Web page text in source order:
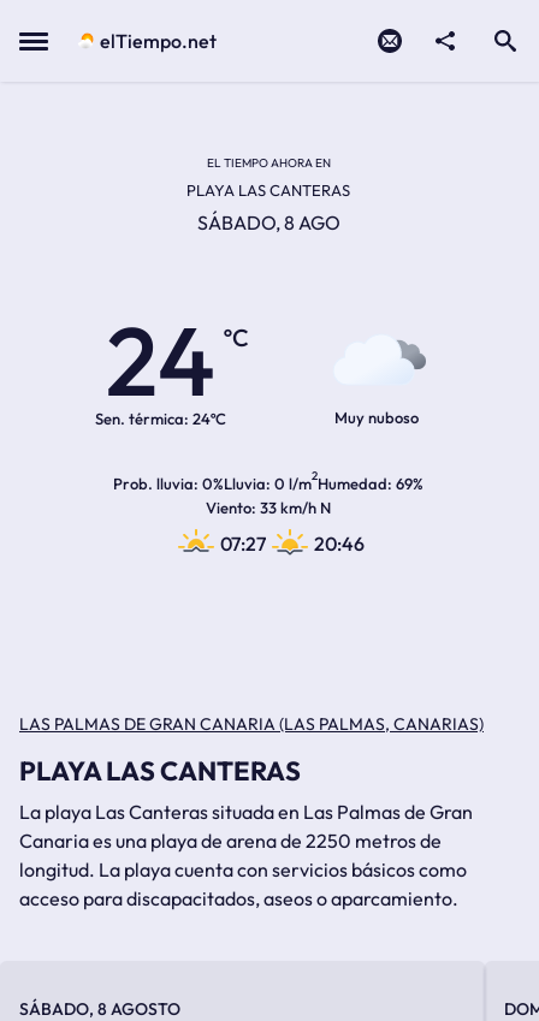
Menu elTiempo.net
EL TIEMPO AHORA EN
PLAYA LAS CANTERAS
SÁBADO, 8 AGO
24
ºC
Sen. térmica: 24ºC Muy nuboso
Prob. lluvia 0%Lluvia 0 l/m2Humedad 69%
Viento 33 km/h N
07:27 20:46
LAS PALMAS DE GRAN CANARIA (LAS PALMAS, CANARIAS)
PLAYA LAS CANTERAS
La playa Las Canteras situada en Las Palmas de Gran
Canaria es una playa de arena de 2250 metros de
longitud. La playa cuenta con servicios básicos como
acceso para discapacitados, aseos o aparcamiento.
SÁBADO, 8 AGOSTO